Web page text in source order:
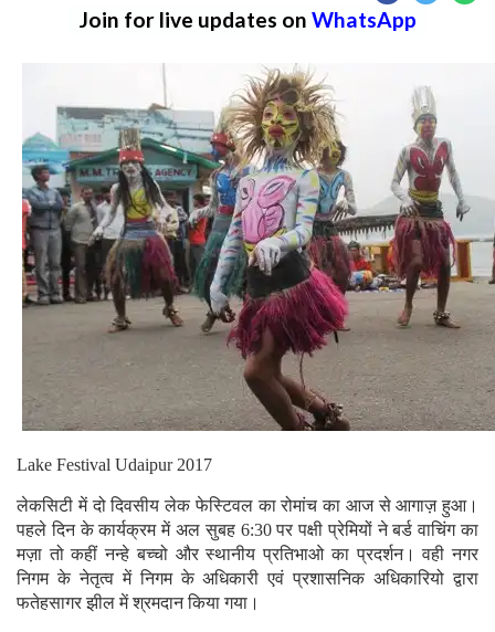
Join for live updates on WhatsApp
Lake Festival Udaipur 2017
लेकसिटी में दो दिवसीय लेक फेस्टिवल का रोमांच का आज से आगाज़ हुआ।
पहले दिन के कार्यक्रम में अल सुबह 6:30 पर पक्षी प्रेमियों ने बर्ड वाचिंग का
मज़ा तो कहीं नन्हे बच्चो और स्थानीय प्रतिभाओ का प्रदर्शन। वही नगर
निगम के नेतृत्व में निगम के अधिकारी एवं प्रशासनिक अधिकारियो द्वारा
फतेहसागर झील में श्रमदान किया गया।